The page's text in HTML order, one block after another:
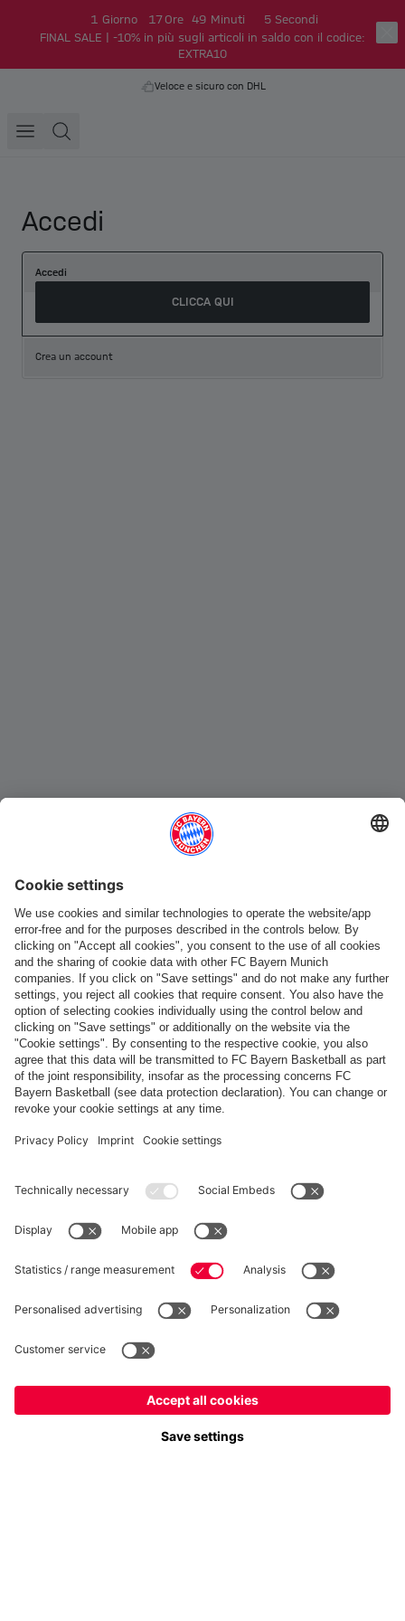
1 Giorno 17 Ore 49 Minuti 5 Secondi
FINAL SALE | -10% in più sugli articoli in saldo con il codice:
EXTRA10
Veloce e sicuro con DHL
Accedi
Accedi
CLICCA QUI
Crea un account
Categorie principali
Aiuto e servizi
Più categorie
Seguici
Italianoper consegnare lì!
Globaleper consegnare lì!